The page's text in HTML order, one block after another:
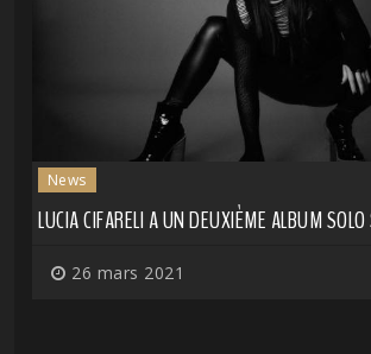
News
LUCIA CIFARELI A UN DEUXIÈME ALBUM
26 mars 2021